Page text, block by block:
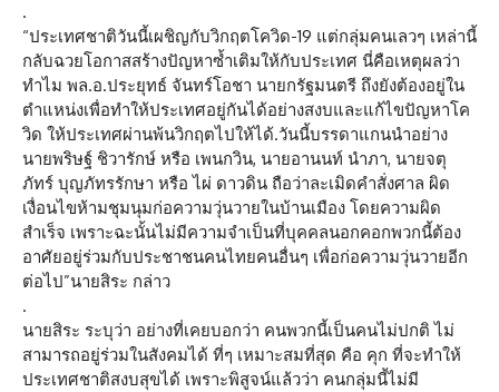
.
“ประเทศชาติวันนี้เผชิญกับวิกฤตโควิด-19 แต่กลุ่มคนเลวๆ เหล่านี้
กลับฉวยโอกาสสร้างปัญหาซ้ำเติมให้กับประเทศ นี่คือเหตุผลว่า
ทำไม พล.อ.ประยุทธ์ จันทร์โอชา นายกรัฐมนตรี ถึงยังต้องอยู่ใน
ตำแหน่งเพื่อทำให้ประเทศอยู่กันได้อย่างสงบและแก้ไขปัญหาโค
วิด ให้ประเทศผ่านพ้นวิกฤตไปให้ได้.วันนี้บรรดาแกนนำอย่าง
นายพริษฐ์ ชิวารักษ์ หรือ เพนกวิน, นายอานนท์ นำภา, นายจตุ
ภัทร์ บุญภัทรรักษา หรือ ไผ่ ดาวดิน ถือว่าละเมิดคำสั่งศาล ผิด
เงื่อนไขห้ามชุมนุมก่อความวุ่นวายในบ้านเมือง โดยความผิด
สำเร็จ เพราะฉะนั้นไม่มีความจำเป็นที่บุคคลนอกคอกพวกนี้ต้อง
อาศัยอยู่ร่วมกับประชาชนคนไทยคนอื่นๆ เพื่อก่อความวุ่นวายอีก
ต่อไป”นายสิระ กล่าว
.
นายสิระ ระบุว่า อย่างที่เคยบอกว่า คนพวกนี้เป็นคนไม่ปกติ ไม่
สามารถอยู่ร่วมในสังคมได้ ที่ๆ เหมาะสมที่สุด คือ คุก ที่จะทำให้
ประเทศชาติสงบสุขได้ เพราะพิสูจน์แล้วว่า คนกลุ่มนี้ไม่มี